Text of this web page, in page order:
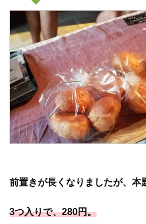
前置きが長くなりましたが、本
3つ入りで、280円。